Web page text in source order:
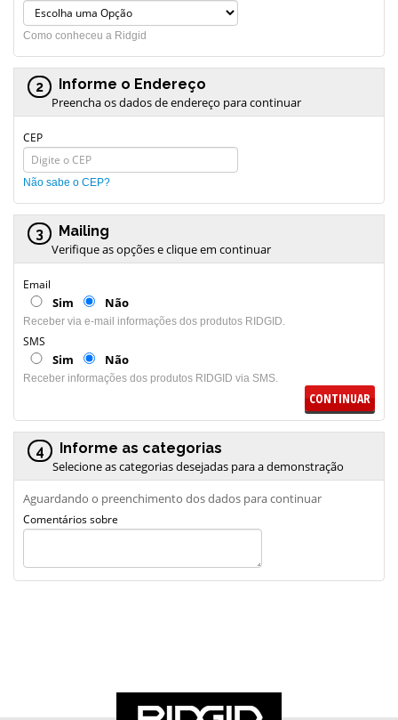
Como conheceu a Ridgid
2 Informe o Endereço
Preencha os dados de endereço para continuar
CEP
Não sabe o CEP?
3 Mailing
Verifique as opções e clique em continuar
Email
Sim Não
Receber via e-mail informações dos produtos RIDGID.
SMS
Sim Não
Receber informações dos produtos RIDGID via SMS.
CONTINUAR
4 Informe as categorias
Selecione as categorias desejadas para a demonstração
Aguardando o preenchimento dos dados para continuar
Comentários sobre